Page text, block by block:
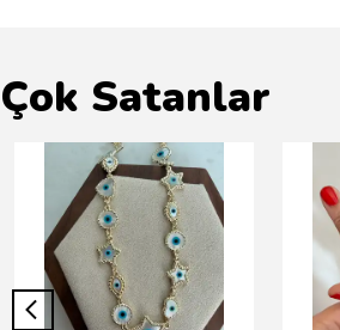
Çok Satanlar